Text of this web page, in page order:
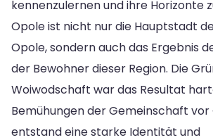
kennenzulernen und ihre Horizonte
Opole ist nicht nur die Hauptstadt
Opole, sondern auch das Ergebnis
der Bewohner dieser Region. Die
Woiwodschaft war das Resultat
Bemühungen der Gemeinschaft
entstand eine starke Identität und